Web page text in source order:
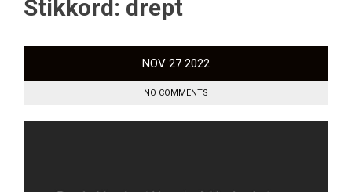
Stikkord: drept
NOV 27 2022
NO COMMENTS